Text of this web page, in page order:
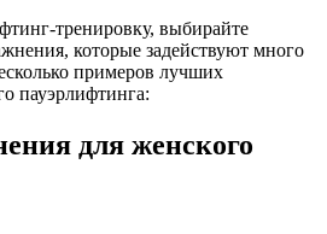
тренировку, выбирайте
которые задействуют много
примеров лучших
пауэрлифтинга:
для женского